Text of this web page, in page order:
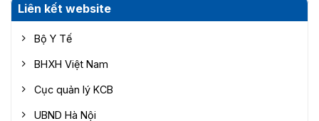
Liên kết website
Bộ Y Tế
BHXH Việt Nam
Cục quản lý KCB
UBND Hà Nội